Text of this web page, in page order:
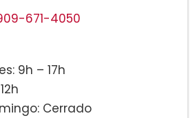
671-4050
9h – 17h
Cerrado